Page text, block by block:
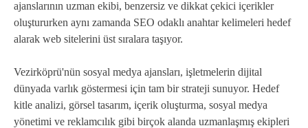
ajanslarının uzman ekibi, benzersiz ve dikkat çekici içerikler
oluştururken aynı zamanda SEO odaklı anahtar kelimeleri hedef
alarak web sitelerini üst sıralara taşıyor.
Vezirköprü'nün sosyal medya ajansları, işletmelerin dijital
dünyada varlık göstermesi için tam bir strateji sunuyor. Hedef
kitle analizi, görsel tasarım, içerik oluşturma, sosyal medya
yönetimi ve reklamcılık gibi birçok alanda uzmanlaşmış ekipleri